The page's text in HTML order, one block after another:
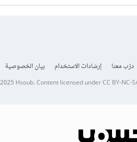
درّب معنا إرشادات الاستخدام بيان الخصوصية
Hsoub.Content licensed underCC BY-NC-